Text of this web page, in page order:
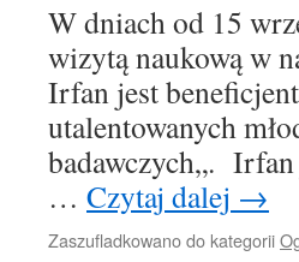
W dniach od 15
wizytą naukową w
Irfan jest
utalentowanych
badawczych„.
… Czytaj dalej →
Zaszufladkowano do kategorii